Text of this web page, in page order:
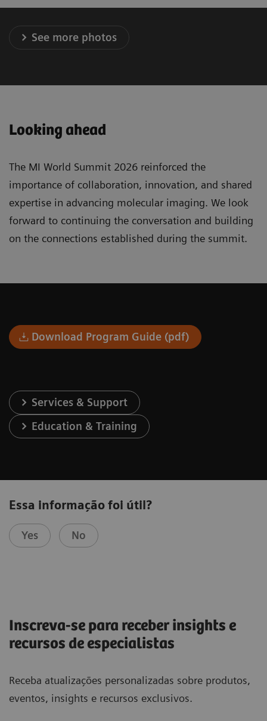
See more photos
Looking ahead
The MI World Summit 2026 reinforced the
importance of collaboration, innovation, and shared
expertise in advancing molecular imaging. We look
forward to continuing the conversation and building
on the connections established during the summit.
Download Program Guide (pdf)
Services & Support
Education & Training
Essa informação foi útil?
Yes No
Inscreva-se para receber insights e
recursos de especialistas
Receba atualizações personalizadas sobre produtos,
eventos, insights e recursos exclusivos.